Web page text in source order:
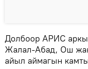
Долбоор АРИС
Жалал-Абад, Ош
айыл аймагын